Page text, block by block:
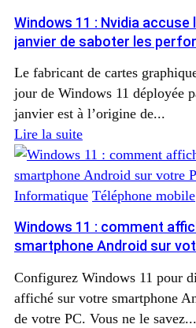
Windows 11 : Nvidia accuse
janvier de saboter les
Le fabricant de cartes
jour de Windows 11 déployée
janvier est à l’origine de...
Lire la suite
Informatique Téléphone mobile
Windows 11 : comment
smartphone Android sur
Configurez Windows 11 pour
affiché sur votre smartphone
de votre PC. Vous ne le savez...